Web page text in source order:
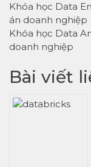
Khóa học Data
án doanh nghiệp
Khóa học Data
doanh nghiệp
Bài viết